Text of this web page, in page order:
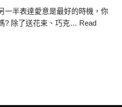
一半表達愛意是最好的時機，你
? 除了送花束、巧克… Read